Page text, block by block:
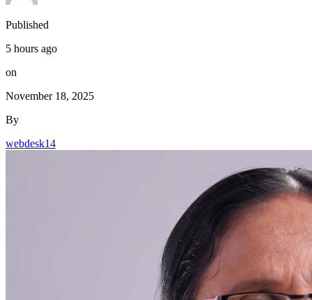
Published
5 hours ago
on
November 18, 2025
By
webdesk14